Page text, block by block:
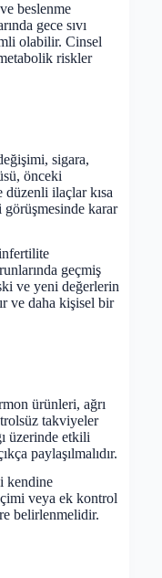
beslenme
gece sıvı
olabilir. Cinsel
riskler
sigara,
önceki
ilaçlar kısa
karar
geçmiş
ve yeni değerlerin
ve daha kişisel bir
ürünleri, ağrı
takviyeler
üzerinde etkili
paylaşılmalıdır.
kendine
veya ek kontrol
belirlenmelidir.